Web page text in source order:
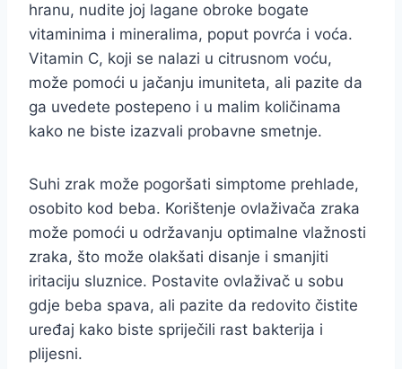
hranu, nudite joj lagane obroke bogate
vitaminima i mineralima, poput povrća i voća.
Vitamin C, koji se nalazi u citrusnom voću,
može pomoći u jačanju imuniteta, ali pazite da
ga uvedete postepeno i u malim količinama
kako ne biste izazvali probavne smetnje.
Suhi zrak može pogoršati simptome prehlade,
osobito kod beba. Korištenje ovlaživača zraka
može pomoći u održavanju optimalne vlažnosti
zraka, što može olakšati disanje i smanjiti
iritaciju sluznice. Postavite ovlaživač u sobu
gdje beba spava, ali pazite da redovito čistite
uređaj kako biste spriječili rast bakterija i
plijesni.